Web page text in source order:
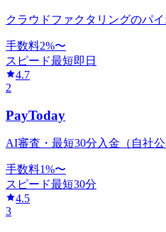
クラウドファクタリングのパ
手数料2%〜
スピード最短即日
4.7
2
PayToday
AI審査・最短30分入金（自社公
手数料1%〜
スピード最短30分
4.5
3